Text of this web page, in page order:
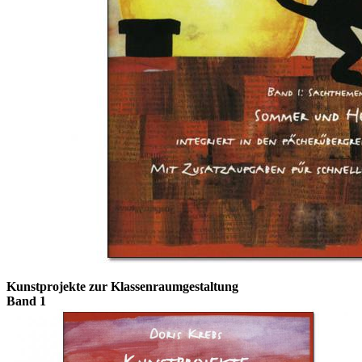
Kunstprojekte zur Klassenraumgestaltung
Band 1